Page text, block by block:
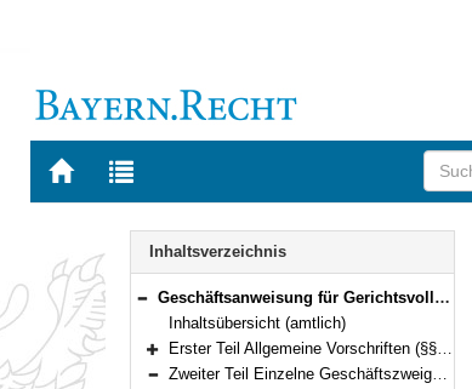
Zur
BAYERN.RECHT
Zur
letzten
Navigation
Inhaltsverzeichnis
Bereich reduzieren
Geschäftsanweisung für Gerichtsvollzieher (GVGA) (§§ 1–199)
Inhaltsübersicht (amtlich)
Bereich erweitern
Erster Teil Allgemeine Vorschriften (§§ 1–8)
Zweiter Teil Einzelne Geschäftszweige (§§ 9–199)